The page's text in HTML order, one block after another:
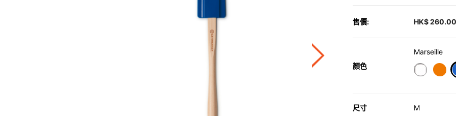
售價: HK$ 260.00
顏色
Marseille
尺寸 M